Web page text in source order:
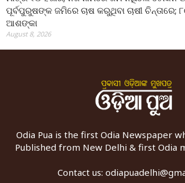
ପୂର୍ବପୁରୁଷଙ୍କ ଜମିରେ ଚାଷ କରୁଥିବା ଚାଷୀ ଚିନ୍ତାରେ;
ଆଶଙ୍କା
August 8, 2026
Odia Pua is the first Odia Newspaper
Published from New Delhi & first Odia
Contact us: